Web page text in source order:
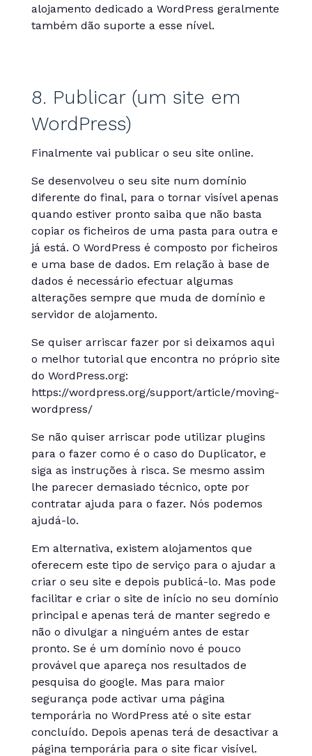
alojamento dedicado a WordPress geralmente
também dão suporte a esse nível.
8. Publicar (um site em
WordPress)
Finalmente vai publicar o seu site online.
Se desenvolveu o seu site num domínio
diferente do final, para o tornar visível apenas
quando estiver pronto saiba que não basta
copiar os ficheiros de uma pasta para outra e
já está. O WordPress é composto por ficheiros
e uma base de dados. Em relação à base de
dados é necessário efectuar algumas
alterações sempre que muda de domínio e
servidor de alojamento.
Se quiser arriscar fazer por si deixamos aqui
o melhor tutorial que encontra no próprio site
do WordPress.org:
https://wordpress.org/support/article/moving-
wordpress/
Se não quiser arriscar pode utilizar plugins
para o fazer como é o caso do Duplicator, e
siga as instruções à risca. Se mesmo assim
lhe parecer demasiado técnico, opte por
contratar ajuda para o fazer. Nós podemos
ajudá-lo.
Em alternativa, existem alojamentos que
oferecem este tipo de serviço para o ajudar a
criar o seu site e depois publicá-lo. Mas pode
facilitar e criar o site de início no seu domínio
principal e apenas terá de manter segredo e
não o divulgar a ninguém antes de estar
pronto. Se é um domínio novo é pouco
provável que apareça nos resultados de
pesquisa do google. Mas para maior
segurança pode activar uma página
temporária no WordPress até o site estar
concluído. Depois apenas terá de desactivar a
página temporária para o site ficar visível.